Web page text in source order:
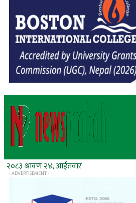
२०८३ श्रावण २४, आईतवार
- ADVERTISEMENT -